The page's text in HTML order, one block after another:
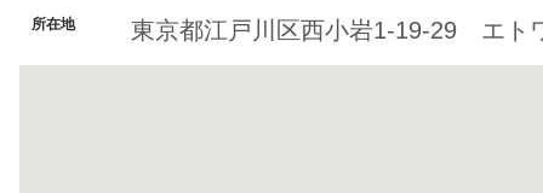
所在地 東京都江戸川区西小岩1-19-29 エト